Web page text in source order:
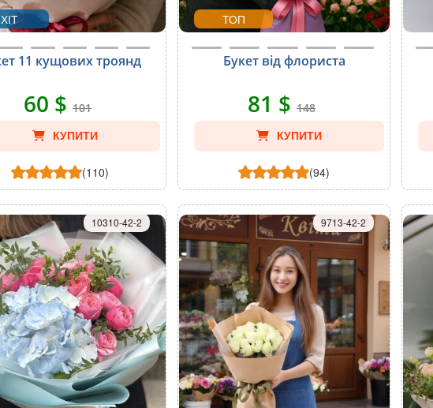
ХІТ
11 кущових троянд
60 $ 101
КУПИТИ
(110)
ТОП
Букет від флориста
81 $ 148
КУПИТИ
(94)
10310-42-2 9713-42-2